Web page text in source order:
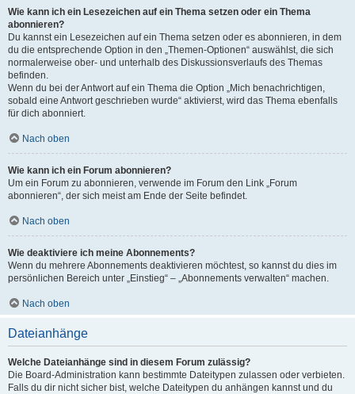
Wie kann ich ein Lesezeichen auf ein Thema setzen oder ein Thema
abonnieren?
Du kannst ein Lesezeichen auf ein Thema setzen oder es abonnieren, in dem
du die entsprechende Option in den „Themen-Optionen“ auswählst, die sich
normalerweise ober- und unterhalb des Diskussionsverlaufs des Themas
befinden.
Wenn du bei der Antwort auf ein Thema die Option „Mich benachrichtigen,
sobald eine Antwort geschrieben wurde“ aktivierst, wird das Thema ebenfalls
für dich abonniert.
Nach oben
Wie kann ich ein Forum abonnieren?
Um ein Forum zu abonnieren, verwende im Forum den Link „Forum
abonnieren“, der sich meist am Ende der Seite befindet.
Nach oben
Wie deaktiviere ich meine Abonnements?
Wenn du mehrere Abonnements deaktivieren möchtest, so kannst du dies im
persönlichen Bereich unter „Einstieg“ – „Abonnements verwalten“ machen.
Nach oben
Dateianhänge
Welche Dateianhänge sind in diesem Forum zulässig?
Die Board-Administration kann bestimmte Dateitypen zulassen oder verbieten.
Falls du dir nicht sicher bist, welche Dateitypen du anhängen kannst und du